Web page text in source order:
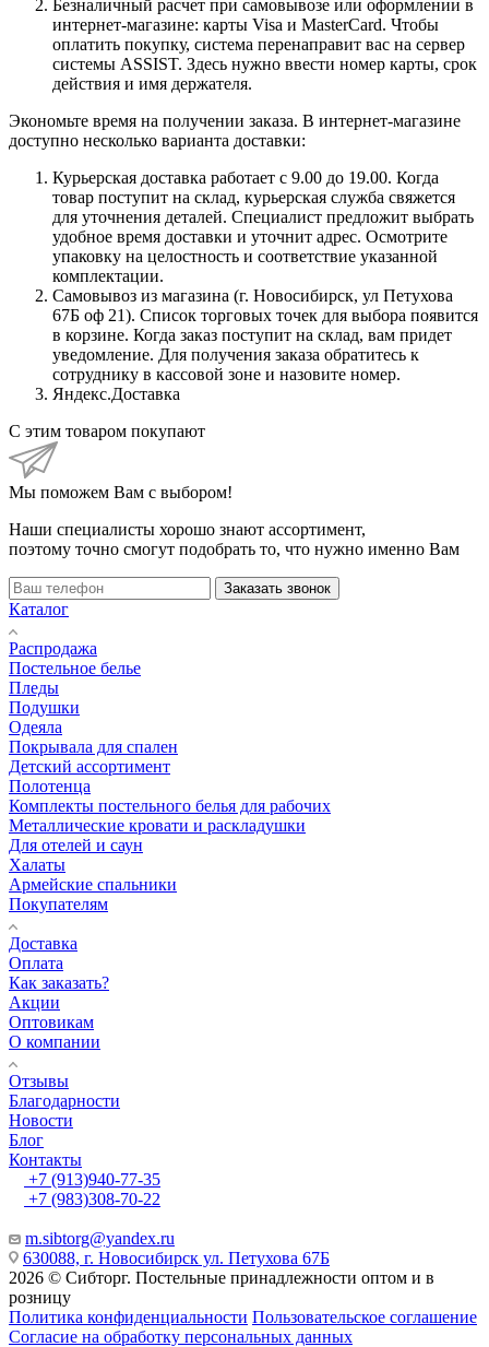
Безналичный расчет при самовывозе или оформлении в
интернет-магазине: карты Visa и MasterCard. Чтобы
оплатить покупку, система перенаправит вас на сервер
системы ASSIST. Здесь нужно ввести номер карты, срок
действия и имя держателя.
Экономьте время на получении заказа. В интернет-магазине
доступно несколько варианта доставки:
Курьерская доставка работает с 9.00 до 19.00. Когда
товар поступит на склад, курьерская служба свяжется
для уточнения деталей. Специалист предложит выбрать
удобное время доставки и уточнит адрес. Осмотрите
упаковку на целостность и соответствие указанной
комплектации.
Самовывоз из магазина (г. Новосибирск, ул Петухова
67Б оф 21). Список торговых точек для выбора появится
в корзине. Когда заказ поступит на склад, вам придет
уведомление. Для получения заказа обратитесь к
сотруднику в кассовой зоне и назовите номер.
Яндекс.Доставка
С этим товаром покупают
Мы поможем Вам с выбором!
Наши специалисты хорошо знают ассортимент,
поэтому точно смогут подобрать то, что нужно именно Вам
Заказать звонок
Каталог
Распродажа
Постельное белье
Пледы
Подушки
Одеяла
Покрывала для спален
Детский ассортимент
Полотенца
Комплекты постельного белья для рабочих
Металлические кровати и раскладушки
Для отелей и саун
Халаты
Армейские спальники
Покупателям
Доставка
Оплата
Как заказать?
Акции
Оптовикам
О компании
Отзывы
Благодарности
Новости
Блог
Контакты
+7 (913)940-77-35
+7 (983)308-70-22
m.sibtorg@yandex.ru
630088, г. Новосибирск ул. Петухова 67Б
2026 © Сибторг. Постельные принадлежности оптом и в
розницу
Политика конфиденциальности Пользовательское соглашение
Согласие на обработку персональных данных